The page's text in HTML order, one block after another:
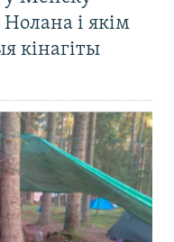
і якім
кінагіты